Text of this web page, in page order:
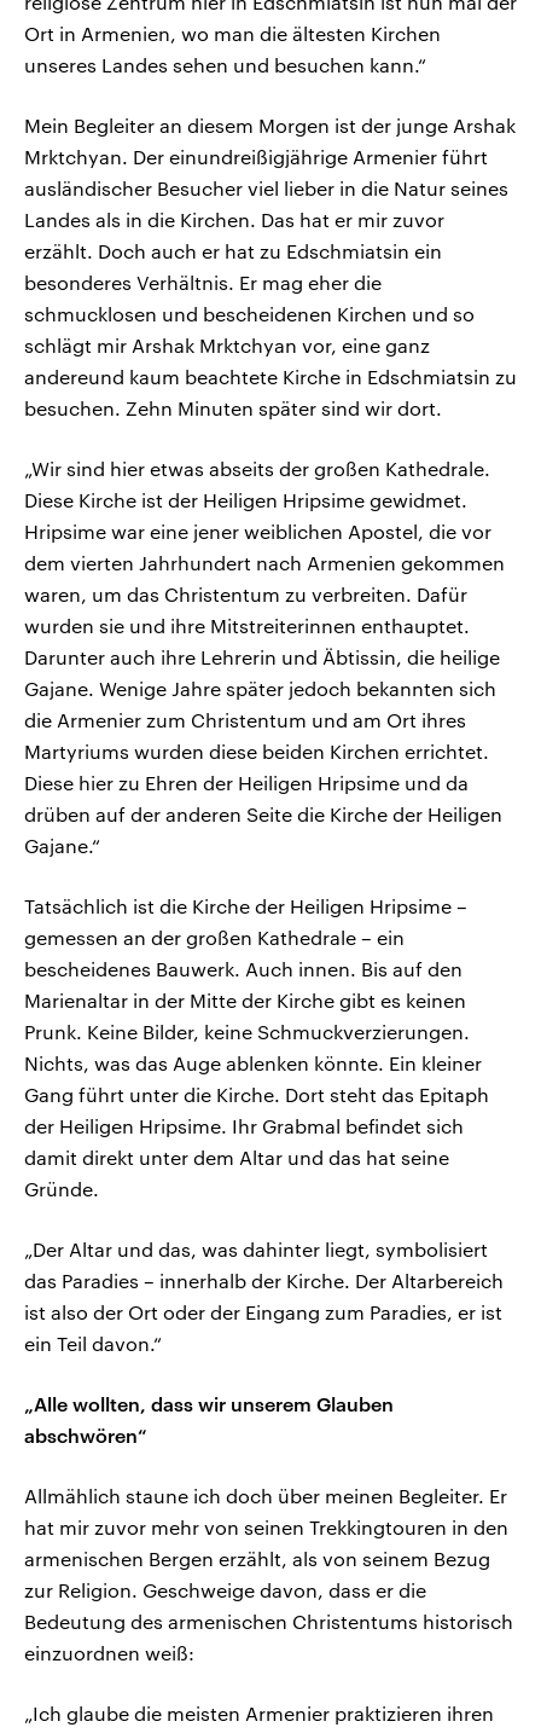
Ort in Armenien, wo man die ältesten Kirchen
unseres Landes sehen und besuchen kann.“
Mein Begleiter an diesem Morgen ist der junge Arshak
Mrktchyan. Der einundreißigjährige Armenier führt
ausländischer Besucher viel lieber in die Natur seines
Landes als in die Kirchen. Das hat er mir zuvor
erzählt. Doch auch er hat zu Edschmiatsin ein
besonderes Verhältnis. Er mag eher die
schmucklosen und bescheidenen Kirchen und so
schlägt mir Arshak Mrktchyan vor, eine ganz
andereund kaum beachtete Kirche in Edschmiatsin zu
besuchen. Zehn Minuten später sind wir dort.
„Wir sind hier etwas abseits der großen Kathedrale.
Diese Kirche ist der Heiligen Hripsime gewidmet.
Hripsime war eine jener weiblichen Apostel, die vor
dem vierten Jahrhundert nach Armenien gekommen
waren, um das Christentum zu verbreiten. Dafür
wurden sie und ihre Mitstreiterinnen enthauptet.
Darunter auch ihre Lehrerin und Äbtissin, die heilige
Gajane. Wenige Jahre später jedoch bekannten sich
die Armenier zum Christentum und am Ort ihres
Martyriums wurden diese beiden Kirchen errichtet.
Diese hier zu Ehren der Heiligen Hripsime und da
drüben auf der anderen Seite die Kirche der Heiligen
Gajane.“
Tatsächlich ist die Kirche der Heiligen Hripsime –
gemessen an der großen Kathedrale – ein
bescheidenes Bauwerk. Auch innen. Bis auf den
Marienaltar in der Mitte der Kirche gibt es keinen
Prunk. Keine Bilder, keine Schmuckverzierungen.
Nichts, was das Auge ablenken könnte. Ein kleiner
Gang führt unter die Kirche. Dort steht das Epitaph
der Heiligen Hripsime. Ihr Grabmal befindet sich
damit direkt unter dem Altar und das hat seine
Gründe.
„Der Altar und das, was dahinter liegt, symbolisiert
das Paradies – innerhalb der Kirche. Der Altarbereich
ist also der Ort oder der Eingang zum Paradies, er ist
ein Teil davon.“
„Alle wollten, dass wir unserem Glauben
abschwören“
Allmählich staune ich doch über meinen Begleiter. Er
hat mir zuvor mehr von seinen Trekkingtouren in den
armenischen Bergen erzählt, als von seinem Bezug
zur Religion. Geschweige davon, dass er die
Bedeutung des armenischen Christentums historisch
einzuordnen weiß:
„Ich glaube die meisten Armenier praktizieren ihren